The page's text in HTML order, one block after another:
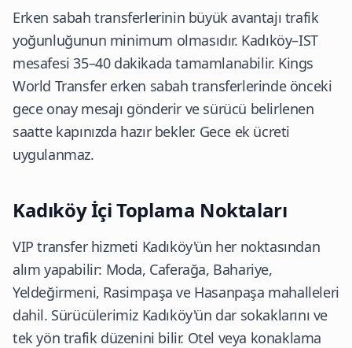
Erken sabah transferlerinin büyük avantajı trafik
yoğunluğunun minimum olmasıdır. Kadıköy–IST
mesafesi 35–40 dakikada tamamlanabilir. Kings
World Transfer erken sabah transferlerinde önceki
gece onay mesajı gönderir ve sürücü belirlenen
saatte kapınızda hazır bekler. Gece ek ücreti
uygulanmaz.
Kadıköy İçi Toplama Noktaları
VIP transfer hizmeti Kadıköy'ün her noktasından
alım yapabilir: Moda, Caferağa, Bahariye,
Yeldeğirmeni, Rasimpaşa ve Hasanpaşa mahalleleri
dahil. Sürücülerimiz Kadıköy'ün dar sokaklarını ve
tek yön trafik düzenini bilir. Otel veya konaklama